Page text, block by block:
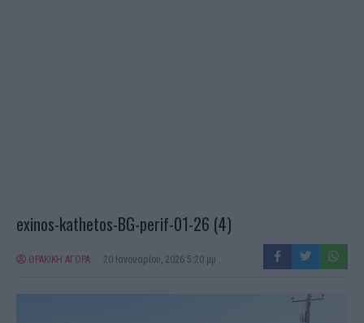
exinos-kathetos-BG-perif-01-26 (4)
ΘΡΑΚΙΚΗ ΑΓΟΡΑ 20 Ιανουαρίου, 2026 5:20 μμ